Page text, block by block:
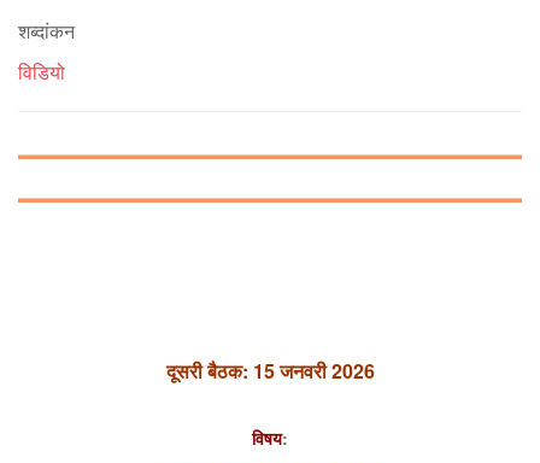
शब्दांकन
विडियो
दूसरी बैठक: 15 जनवरी 2026
विषय: